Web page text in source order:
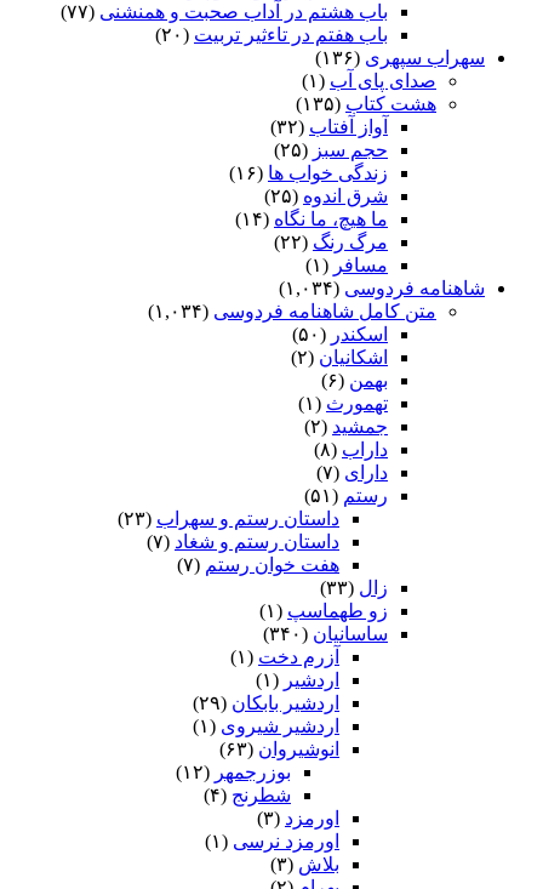
باب هشتم در آداب صحبت و همنشنى (۷۷)
باب هفتم در تاءثیر تربیت (۲۰)
سهراب سپهری (۱۳۶)
صدای پای آب (۱)
هشت کتاب (۱۳۵)
آواز آفتاب (۳۲)
حجم سبز (۲۵)
زندگی خواب ها (۱۶)
شرق اندوه (۲۵)
ما هیچ، ما نگاه (۱۴)
مرگ رنگ (۲۲)
مسافر (۱)
شاهنامه فردوسی (۱,۰۳۴)
متن کامل شاهنامه فردوسی (۱,۰۳۴)
اسکندر (۵۰)
اشکانیان (۲)
بهمن (۶)
تهمورث (۱)
جمشید (۲)
داراب (۸)
دارای (۷)
رستم (۵۱)
داستان رستم و سهراب (۲۳)
داستان رستم و شغاد (۷)
هفت خوان رستم‏ (۷)
زال (۳۳)
زو طهماسپ‏ (۱)
ساسانیان (۳۴۰)
آزرم دخت (۱)
اردشیر (۱)
اردشیر بابکان (۲۹)
اردشیر شیروی (۱)
انوشیروان (۶۳)
بوزرجمهر (۱۲)
شطرنج (۴)
اورمزد (۳)
اورمزد نرسى‏ (۱)
بلاش (۳)